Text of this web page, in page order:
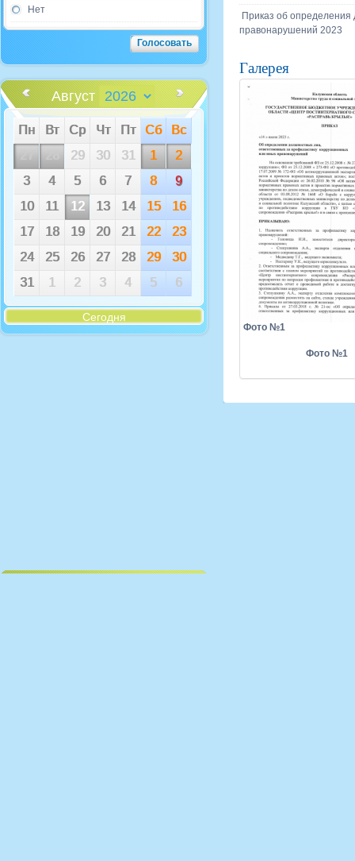
Нет
Август
Пн Вт Ср Чт Пт Сб
Вс
29 30 31 1
2
3
4 5 6 7 8
9
10
11 12 13 14 15
16
17
18 19 20 21 22
23
24
25 26 27 28 29
30
31
1 2 3 4 5 6
Сегодня
Приказ об определения
правонарушений 2023
Галерея
Фото №1
Фото №1